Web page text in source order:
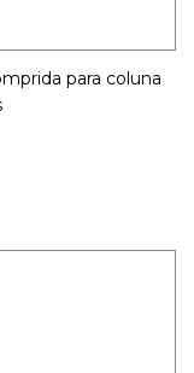
para coluna